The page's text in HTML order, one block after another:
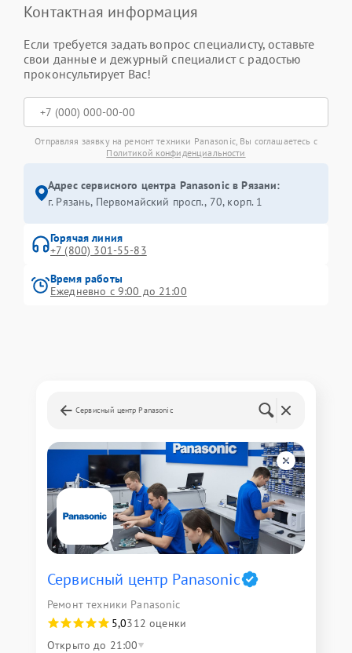
Контактная информация
Если требуется задать вопрос специалисту, оставьте
свои данные и дежурный специалист с радостью
проконсультирует Вас!
Отправляя заявку на ремонт техники Panasonic, Вы соглашаетесь с
Политикой конфиденциальности
Адрес сервисного центра Panasonic в Рязани:
г. Рязань, Первомайский просп., 70, корп. 1
Горячая линия
+7 (800) 301-55-83
Время работы
Ежедневно с 9:00 до 21:00
Сервисный центр Panasonic
Сервисный центр Panasonic
Ремонт техники Panasonic
5,0312 оценки
Открыто до 21:00